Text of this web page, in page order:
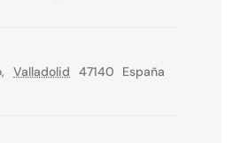
, Valladolid 47140
España